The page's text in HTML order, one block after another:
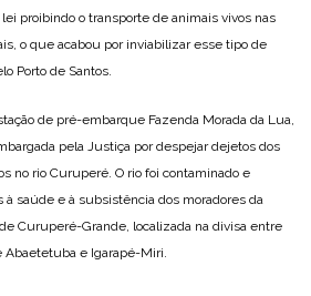
proibindo o transporte de animais vivos nas
o que acabou por inviabilizar esse tipo de
Porto de Santos.
de pré-embarque Fazenda Morada da Lua,
pela Justiça por despejar dejetos dos
no rio Curuperé. O rio foi contaminado e
à saúde e à subsistência dos moradores da
Curuperé-Grande, localizada na divisa entre
Abaetetuba e Igarapé-Miri.